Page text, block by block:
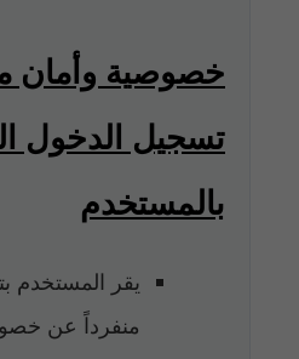
خصوصية وأمان
تسجيل الدخول
بالمستخدم
يقر المستخدم
منفرداً عن